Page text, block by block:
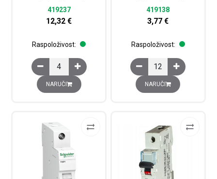
419237
12,32€
Raspoloživost:
Minijaturni automatski prekidač 6kA, 3P, 25A, C krivulja
NARUČI
419138
3,77€
Raspoloživost:
Minijaturni
NARUČI